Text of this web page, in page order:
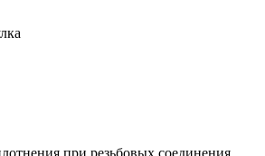
при резьбовых соединения...